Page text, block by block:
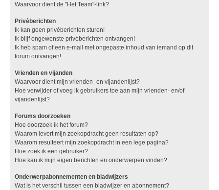
Waarvoor dient de "Het Team"-link?
Privéberichten
Ik kan geen privéberichten sturen!
Ik blijf ongewenste privéberichten ontvangen!
Ik heb spam of een e-mail met ongepaste inhoud van iemand op dit
forum ontvangen!
Vrienden en vijanden
Waarvoor dient mijn vrienden- en vijandenlijst?
Hoe verwijder of voeg ik gebruikers toe aan mijn vrienden- en/of
vijandenlijst?
Forums doorzoeken
Hoe doorzoek ik het forum?
Waarom levert mijn zoekopdracht geen resultaten op?
Waarom resulteert mijn zoekopdracht in een lege pagina?
Hoe zoek ik een gebruiker?
Hoe kan ik mijn eigen berichten en onderwerpen vinden?
Onderwerpabonnementen en bladwijzers
Wat is het verschil tussen een bladwijzer en abonnement?